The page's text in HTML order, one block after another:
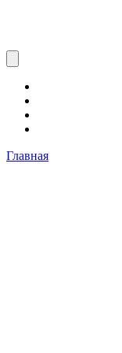
Главная